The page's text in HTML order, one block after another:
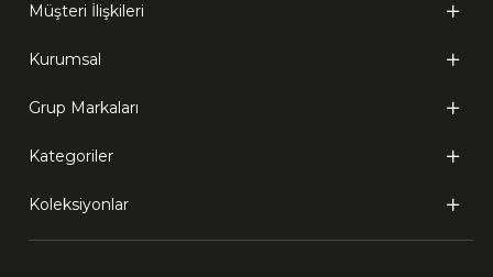
Müşteri İlişkileri
Kurumsal
Grup Markaları
Kategoriler
Koleksiyonlar